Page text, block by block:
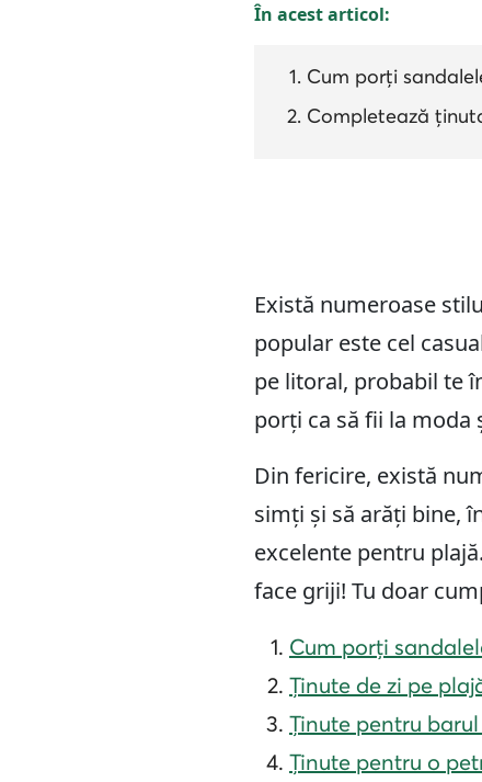
În acest articol:
Cum porți
Completează
Există numeroase
popular este cel
pe litoral, probabil te
porți ca să fii la moda
Din fericire, există
simți și să arăți bine,
excelente pentru
face griji! Tu doar
Cum porți
Ținute de zi pe
Ținute pentru
Ținute pentru o